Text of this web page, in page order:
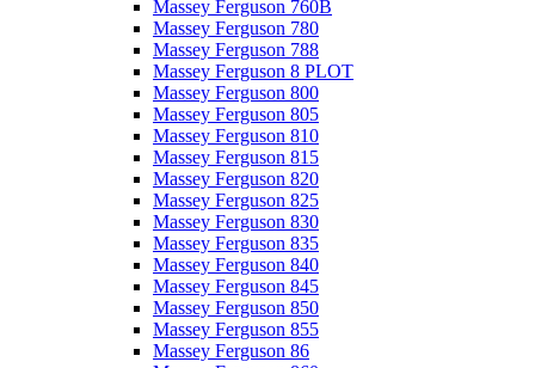
Massey Ferguson 760B
Massey Ferguson 780
Massey Ferguson 788
Massey Ferguson 8 PLOT
Massey Ferguson 800
Massey Ferguson 805
Massey Ferguson 810
Massey Ferguson 815
Massey Ferguson 820
Massey Ferguson 825
Massey Ferguson 830
Massey Ferguson 835
Massey Ferguson 840
Massey Ferguson 845
Massey Ferguson 850
Massey Ferguson 855
Massey Ferguson 86